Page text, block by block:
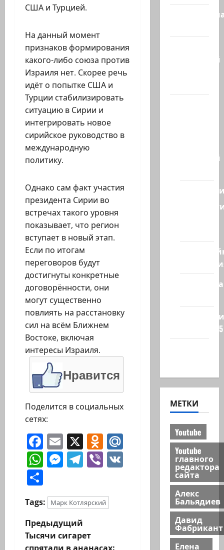
США и Турцией.
На данный момент
признаков формирования
какого-либо союза против
Израиля нет. Скорее речь
идёт о попытке США и
Турции стабилизировать
ситуацию в Сирии и
интегрировать новое
сирийское руководство в
международную
политику.
Однако сам факт участия
президента Сирии во
встречах такого уровня
показывает, что регион
вступает в новый этап.
Если по итогам
переговоров будут
достигнуты конкретные
договорённости, они
могут существенно
повлиять на расстановку
сил на всём Ближнем
Востоке, включая
интересы Израиля.
Нравится
Поделится в социальных
сетях:
Facebook
Email
X Odnoklassniki
Mail.Ru
WhatsApp
Messenger
Telegram
Viber
Tags: Марк Котлярский
Н
Предыдущий
Тысячи сигарет
спрятали в ананасах:
Котлярский
Ближний
Полемика
сайта 2025
МЕТКИ
Youtube
Youtube
главного
редактора
сайта
Алекс
Бальядиев
Давид
Фабрикант
Елена